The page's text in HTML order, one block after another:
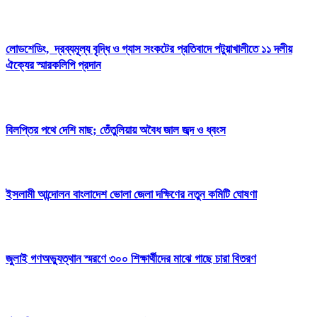
লোডশেডিং, দ্রব্যমূল্য বৃদ্ধি ও গ্যাস সংকটের প্রতিবাদে পটুয়াখালীতে ১১ দলীয়
ঐক্যের স্মারকলিপি প্রদান
বিলপ্তির পথে দেশি মাছ; তেঁতুলিয়ায় অবৈধ জাল জব্দ ও ধ্বংস
ইসলামী আন্দোলন বাংলাদেশ ভোলা জেলা দক্ষিণের নতুন কমিটি ঘোষণা
জুলাই গণঅভ্যুত্থান স্মরণে ৩০০ শিক্ষার্থীদের মাঝে গাছে চারা বিতরণ